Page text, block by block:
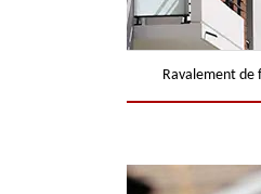
Ravalement de